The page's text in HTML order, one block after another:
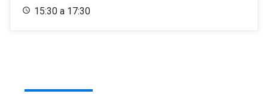
15:30 a 17:30